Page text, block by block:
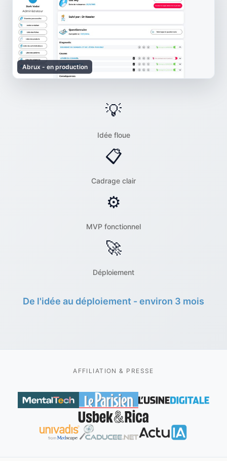
Abrux - en production
💡
Idée floue
📋
Cadrage clair
⚙️
MVP fonctionnel
🚀
Déploiement
De l'idée au déploiement - environ 3 mois
AFFILIATION & PRESSE